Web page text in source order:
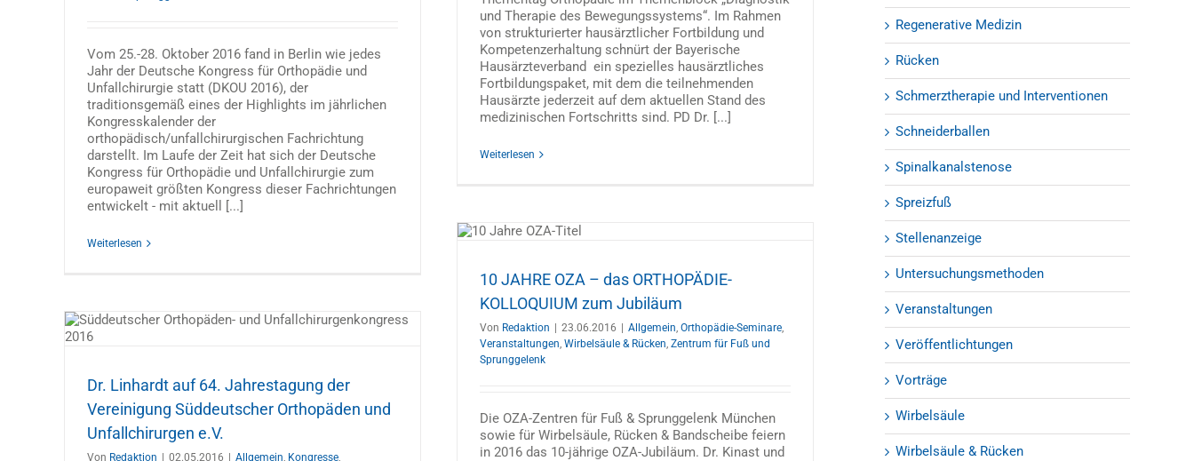
und Therapie des Bewegungssystems“. Im Rahmen
von strukturierter hausärztlicher Fortbildung und
Kompetenzerhaltung schnürt der Bayerische
Hausärzteverband ein spezielles hausärztliches
Fortbildungspaket, mit dem die teilnehmenden
Hausärzte jederzeit auf dem aktuellen Stand des
medizinischen Fortschritts sind. PD Dr. [...]
Weiterlesen
Vom 25.-28. Oktober 2016 fand in Berlin wie jedes
Jahr der Deutsche Kongress für Orthopädie und
Unfallchirurgie statt (DKOU 2016), der
traditionsgemäß eines der Highlights im jährlichen
Kongresskalender der
orthopädisch/unfallchirurgischen Fachrichtung
darstellt. Im Laufe der Zeit hat sich der Deutsche
Kongress für Orthopädie und Unfallchirurgie zum
europaweit größten Kongress dieser Fachrichtungen
entwickelt - mit aktuell [...]
Weiterlesen
10 JAHRE OZA – das ORTHOPÄDIE-
KOLLOQUIUM zum Jubiläum
Von Redaktion 23.06.2016 Allgemein, Orthopädie-Seminare,
Veranstaltungen, Wirbelsäule & Rücken, Zentrum für Fuß und
Sprunggelenk
Die OZA-Zentren für Fuß & Sprunggelenk München
sowie für Wirbelsäule, Rücken & Bandscheibe feiern
in 2016 das 10-jährige OZA-Jubiläum. Dr. Kinast und
Dr. Linhardt auf 64. Jahrestagung der
Vereinigung Süddeutscher Orthopäden und
Unfallchirurgen e.V.
Von Redaktion 02.05.2016 Allgemein, Kongresse,
Regenerative Medizin
Rücken
Schmerztherapie und Interventionen
Schneiderballen
Spinalkanalstenose
Spreizfuß
Stellenanzeige
Untersuchungsmethoden
Veranstaltungen
Veröffentlichtungen
Vorträge
Wirbelsäule
Wirbelsäule & Rücken